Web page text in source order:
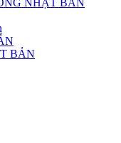
NHẬT BẢN
BẢN